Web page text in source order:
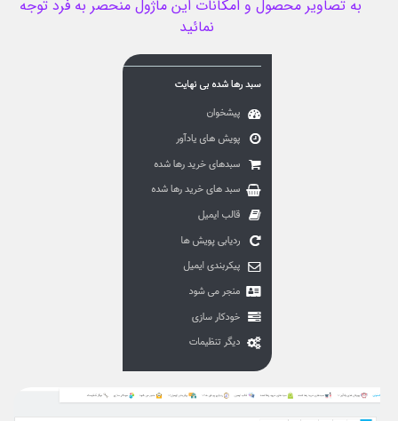
به تصاویر محصول و امکانات این ماژول منحصر به فرد توجه
نمائید